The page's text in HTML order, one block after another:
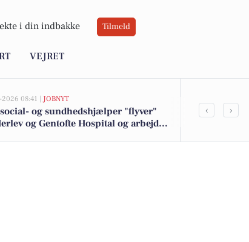
i din indbakke Tilmeld
VEJRET
08:41 | JOBNYT
og sundhedshjælper "flyver"
og Gentofte Hospital og arbejd
‹ ›